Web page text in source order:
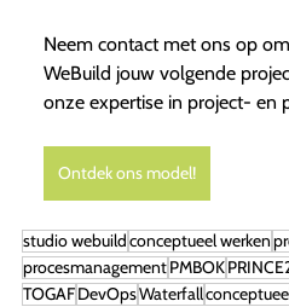
Neem contact met ons op
WeBuild jouw volgende
onze expertise in project- en
Ontdek ons model!
studio webuildconceptueel werken
procesmanagementPMBOK
TOGAFDevOpsWaterfall